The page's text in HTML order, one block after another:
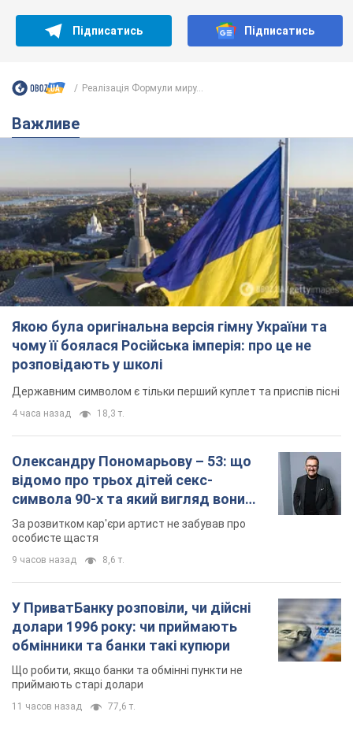
Підписатись Підписатись
Реалізація Формули миру...
Важливе
Якою була оригінальна версія гімну України та
чому її боялася Російська імперія: про це не
розповідають у школі
Державним символом є тільки перший куплет та приспів пісні
4 часа назад 18,3 т.
Олександру Пономарьову – 53: що
відомо про трьох дітей секс-
символа 90-х та який вигляд вони
мають
За розвитком кар'єри артист не забував про
особисте щастя
9 часов назад 8,6 т.
У ПриватБанку розповіли, чи дійсні
долари 1996 року: чи приймають
обмінники та банки такі купюри
Що робити, якщо банки та обмінні пункти не
приймають старі долари
11 часов назад 77,6 т.